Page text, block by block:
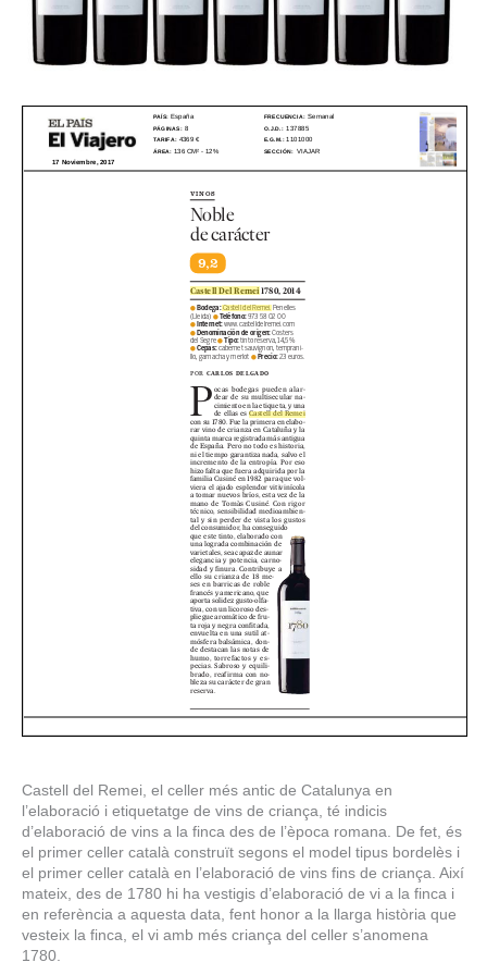
Castell del Remei, el celler més antic de Catalunya en
l’elaboració i etiquetatge de vins de criança, té indicis
d’elaboració de vins a la finca des de l’època romana. De fet, és
el primer celler català construït segons el model tipus bordelès i
el primer celler català en l’elaboració de vins fins de criança. Així
mateix, des de 1780 hi ha vestigis d’elaboració de vi a la finca i
en referència a aquesta data, fent honor a la llarga història que
vesteix la finca, el vi amb més criança del celler s’anomena
1780.